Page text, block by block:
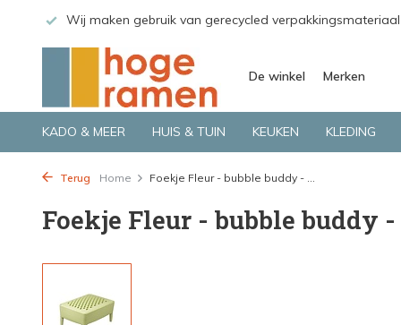
Wij maken gebruik van gerecycled verpakkingsmateriaal
De winkel Merken
KADO & MEER HUIS & TUIN KEUKEN KLEDING
Terug Home Foekje Fleur - bubble buddy - ...
Foekje Fleur - bubble buddy